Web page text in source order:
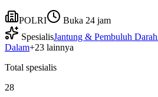
POLRI
Buka 24 jam
SpesialisJantung & Pembuluh Darah
Dalam+23 lainnya
Total spesialis
28